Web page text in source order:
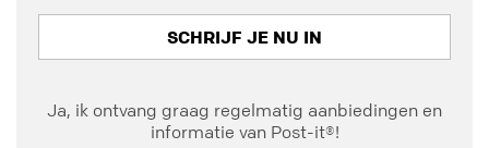
SCHRIJF JE NU IN
Ja, ik ontvang graag regelmatig aanbiedingen en
informatie van Post-it®!